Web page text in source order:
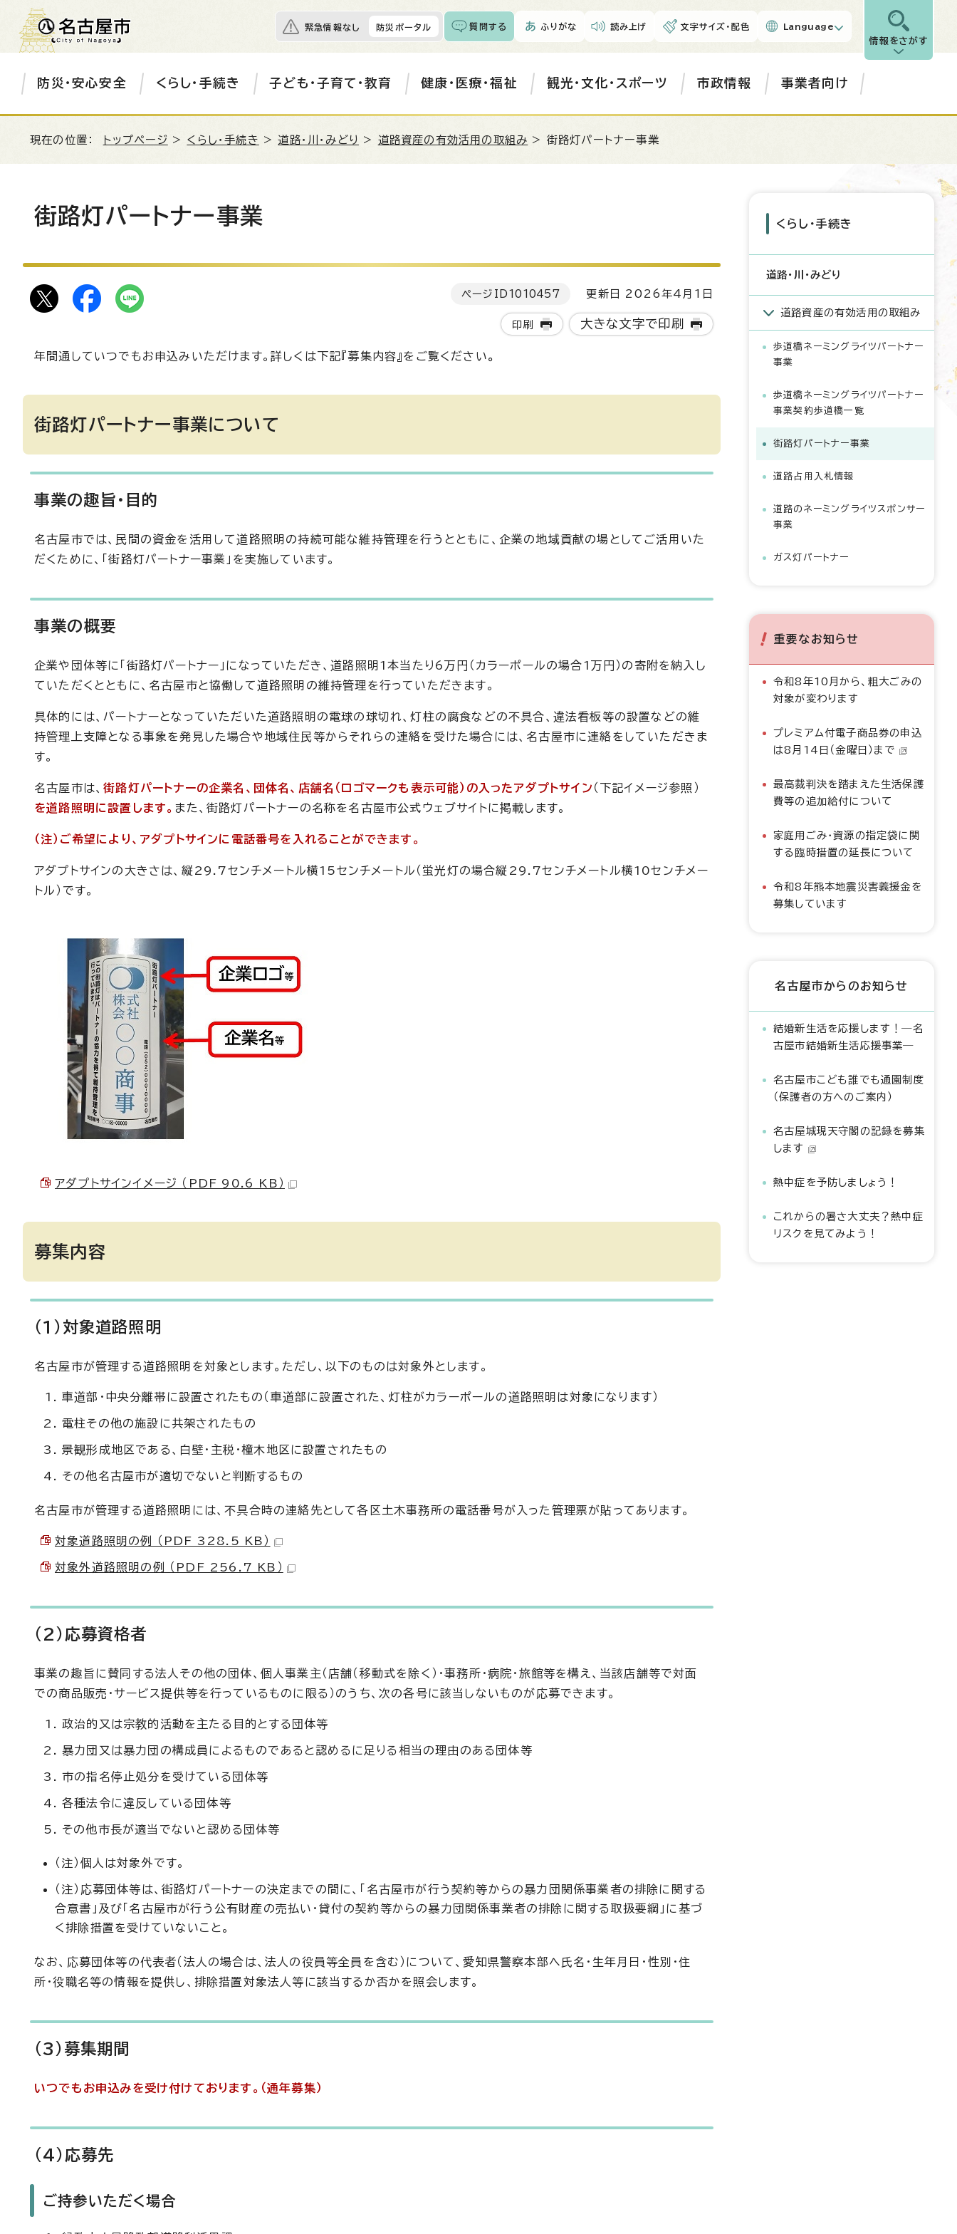
緊急情報なし 防災ポータル 質問する ふりがな 読み上げ 文字サイズ・配色 Language
情報をさがす
防災・安心安全 くらし・手続き 子ども・子育て・教育 健康・医療・福祉 観光・文化・スポーツ 市政情報 事業者向け
現在の位置： トップページ > くらし・手続き >道路・川・みどり > 道路資産の有効活用の取組み > 街路灯パートナー事業
街路灯パートナー事業
ページID 1010457 更新日 2026年4月1日
印刷 大きな文字で印刷
年間通していつでもお申込みいただけます。詳しくは下記『募集内容』をご覧ください。
街路灯パートナー事業について
事業の趣旨・目的
名古屋市では、民間の資金を活用して道路照明の持続可能な維持管理を行うとともに、企業の地域貢献の場としてご活用いた
だくために、「街路灯パートナー事業」を実施しています。
事業の概要
企業や団体等に「街路灯パートナー」になっていただき、道路照明1本当たり6万円（カラーポールの場合1万円）の寄附を納入し
ていただくとともに、名古屋市と協働して道路照明の維持管理を行っていただきます。
具体的には、パートナーとなっていただいた道路照明の電球の球切れ、灯柱の腐食などの不具合、違法看板等の設置などの維
持管理上支障となる事象を発見した場合や地域住民等からそれらの連絡を受けた場合には、名古屋市に連絡をしていただきま
す。
名古屋市は、街路灯パートナーの企業名、団体名、店舗名（ロゴマークも表示可能）の入ったアダプトサイン （下記イメージ参照）
を道路照明に設置します。 また、街路灯パートナーの名称を名古屋市公式ウェブサイトに掲載します。
（注）ご希望により、アダプトサインに電話番号を入れることができます。
アダプトサインの大きさは、縦29.7センチメートル横15センチメートル（蛍光灯の場合縦29.7センチメートル横10センチメー
トル）です。
アダプトサインイメージ （PDF 90.6 KB）
募集内容
（1）対象道路照明
名古屋市が管理する道路照明を対象とします。ただし、以下のものは対象外とします。
車道部・中央分離帯に設置されたもの（車道部に設置された、灯柱がカラーポールの道路照明は対象になります）
電柱その他の施設に共架されたもの
景観形成地区である、白壁・主税・橦木地区に設置されたもの
その他名古屋市が適切でないと判断するもの
名古屋市が管理する道路照明には、不具合時の連絡先として各区土木事務所の電話番号が入った管理票が貼ってあります。
対象道路照明の例 （PDF 328.5 KB）
対象外道路照明の例 （PDF 256.7 KB）
（2）応募資格者
事業の趣旨に賛同する法人その他の団体、個人事業主（店舗（移動式を除く）・事務所・病院・旅館等を構え、当該店舗等で対面
での商品販売・サービス提供等を行っているものに限る）のうち、次の各号に該当しないものが応募できます。
政治的又は宗教的活動を主たる目的とする団体等
暴力団又は暴力団の構成員によるものであると認めるに足りる相当の理由のある団体等
市の指名停止処分を受けている団体等
各種法令に違反している団体等
その他市長が適当でないと認める団体等
（注）個人は対象外です。
（注）応募団体等は、街路灯パートナーの決定までの間に、「名古屋市が行う契約等からの暴力団関係事業者の排除に関する
合意書」及び「名古屋市が行う公有財産の売払い・貸付の契約等からの暴力団関係事業者の排除に関する取扱要綱」に基づ
く排除措置を受けていないこと。
なお、応募団体等の代表者（法人の場合は、法人の役員等全員を含む）について、愛知県警察本部へ氏名・生年月日・性別・住
所・役職名等の情報を提供し、排除措置対象法人等に該当するか否かを照会します。
（3）募集期間
いつでもお申込みを受け付けております。（通年募集）
（4）応募先
ご持参いただく場合
くらし・手続き
道路・川・みどり
道路資産の有効活用の取組み
歩道橋ネーミングライツパートナー
事業
歩道橋ネーミングライツパートナー
事業契約歩道橋一覧
街路灯パートナー事業
道路占用入札情報
道路のネーミングライツスポンサー
事業
ガス灯パートナー
重要なお知らせ
令和8年10月から、粗大ごみの
対象が変わります
プレミアム付電子商品券の申込
は8月14日（金曜日）まで
最高裁判決を踏まえた生活保護
費等の追加給付について
家庭用ごみ・資源の指定袋に関
する臨時措置の延長について
令和8年熊本地震災害義援金を
募集しています
名古屋市からのお知らせ
結婚新生活を応援します！―名
古屋市結婚新生活応援事業―
名古屋市こども誰でも通園制度
（保護者の方へのご案内）
名古屋城現天守閣の記録を募集
します
熱中症を予防しましょう！
これからの暑さ大丈夫？熱中症
リスクを見てみよう！